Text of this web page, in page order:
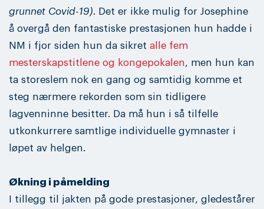
grunnet Covid-19). Det er ikke mulig for Josephine
å overgå den fantastiske prestasjonen hun hadde i
NM i fjor siden hun da sikret alle fem
mesterskapstitlene og kongepokalen, men hun kan
ta storeslem nok en gang og samtidig komme et
steg nærmere rekorden som sin tidligere
lagvenninne besitter. Da må hun i så tilfelle
utkonkurrere samtlige individuelle gymnaster i
løpet av helgen.
Økning i påmelding
I tillegg til jakten på gode prestasjoner, gledestårer